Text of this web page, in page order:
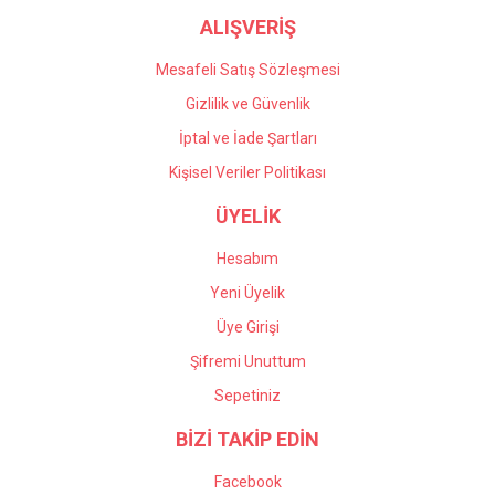
ALIŞVERİŞ
Mesafeli Satış Sözleşmesi
Gizlilik ve Güvenlik
İptal ve İade Şartları
Kişisel Veriler Politikası
ÜYELİK
Hesabım
Yeni Üyelik
Üye Girişi
Şifremi Unuttum
Sepetiniz
BİZİ TAKİP EDİN
Facebook